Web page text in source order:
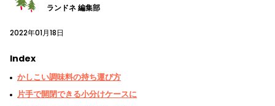
ランドネ 編集部
2022年01月18日
Index
かしこい調味料の持ち運び方
片手で開閉できる小分けケースに